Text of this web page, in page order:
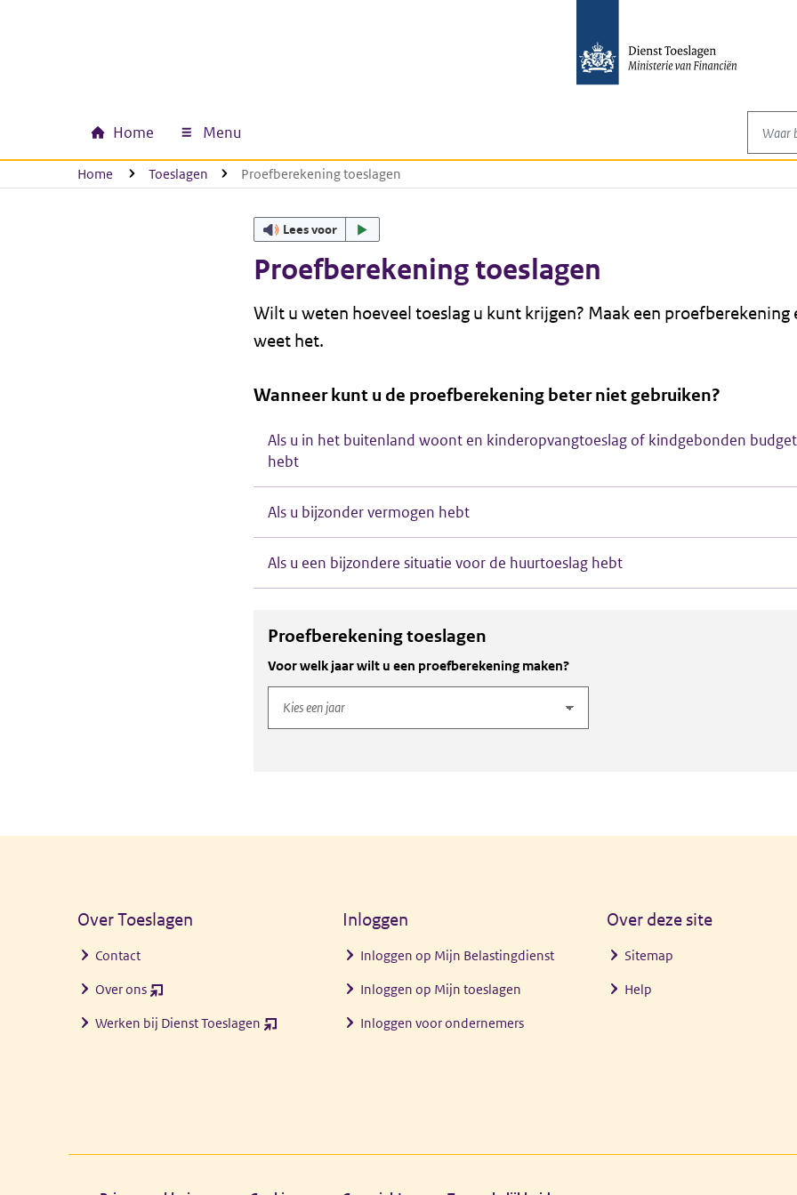
Hoofdnavigatie
Home Menu
Waar
U bevindt zich hier:
Home Toeslagen Proefberekening toeslagen
Lees voor
Proefberekening toeslagen
Wilt u weten hoeveel toeslag u kunt krijgen? Maak een proefberekening
weet het.
Wanneer kunt u de proefberekening beter niet gebruiken?
Als u in het buitenland woont en kinderopvangtoeslag of kindgebonden budget
hebt
Als u bijzonder vermogen hebt
Als u een bijzondere situatie voor de huurtoeslag hebt
Proefberekening toeslagen
Voor welk jaar wilt u een proefberekening maken?
Over Toeslagen
Contact
Over ons (opent
venster)
Werken bij Dienst Toeslagen (opent
Inloggen
Inloggen op Mijn Belastingdienst
Inloggen op Mijn toeslagen
Inloggen voor ondernemers
Over deze site
Sitemap
Help
Footer links